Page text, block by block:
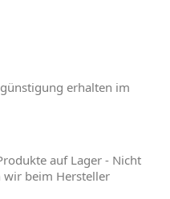
erhalten im
auf Lager - Nicht
wir beim Hersteller